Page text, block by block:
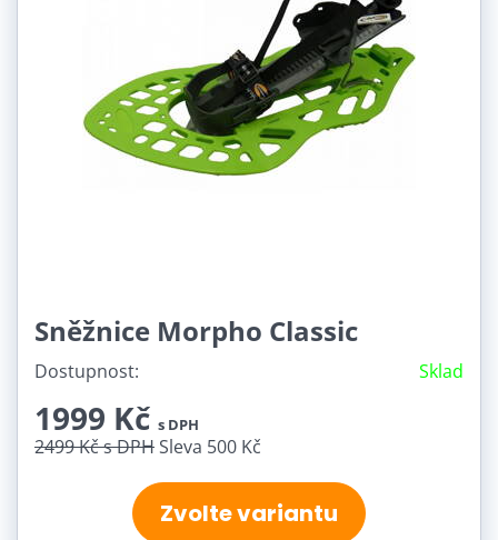
Sněžnice Morpho Classic
Dostupnost: Sklad
1999 Kč s DPH
2499 Kčs DPHSleva 500 Kč
Zvolte variantu